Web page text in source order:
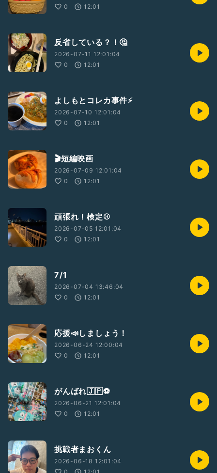
0
12:01
反省している？！🤔
2026-07-11 12:01:04
0
12:01
よしもとコレカ事件⚡️
2026-07-10 12:01:04
0
12:01
🎬短編映画
2026-07-09 12:01:04
0
12:01
頑張れ！検定⚾️
2026-07-05 12:01:04
0
12:01
7/1
2026-07-04 13:46:04
0
12:01
応援📣しましょう！
2026-06-24 12:00:04
0
12:01
がんばれ🇯🇵⚽️
2026-06-21 12:01:04
0
12:01
挑戦者まおくん
2026-06-18 12:01:04